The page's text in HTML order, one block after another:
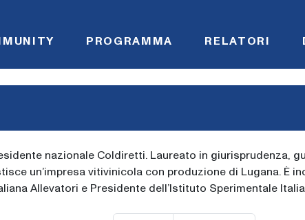
PROGRAMMA RELATORI
nazionale Coldiretti. Laureato in giurisprudenza,
un’impresa vitivinicola con produzione di Lugana. È
Allevatori e Presidente dell’Istituto Sperimentale